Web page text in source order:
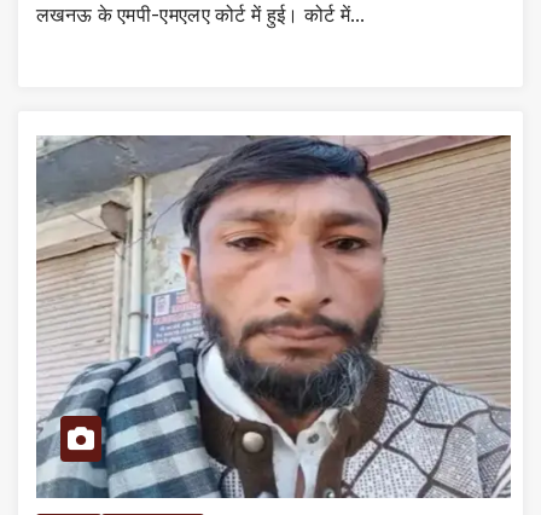
लखनऊ के एमपी-एमएलए कोर्ट में हुई। कोर्ट में…